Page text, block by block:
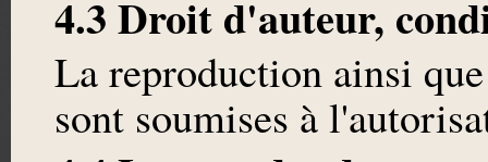
4.3 Droit d'auteur,
La reproduction ainsi
sont soumises à